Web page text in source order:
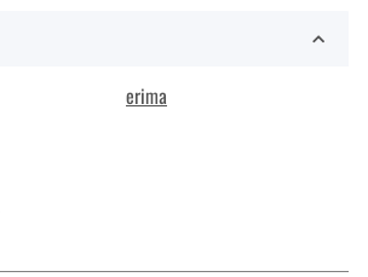
erima